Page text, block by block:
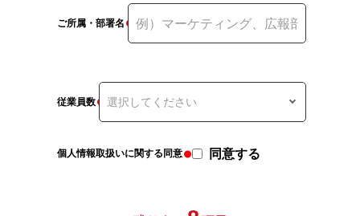
ご所属・部署名
従業員数
個人情報取扱いに関する同意 同意する